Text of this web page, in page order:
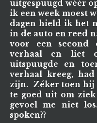
uitgespuugd wéér
ik een week moest
dagen hield ik het
in de auto en reed
voor een
verhaal en liet
uitspuugde en
verhaal kreeg,
zijn. Zéker toen hij
te goed uit om
gevoel me niet
spoken??